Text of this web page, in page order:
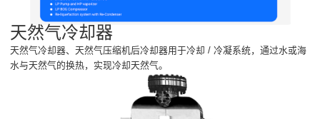
天然气冷却器
天然气冷却器、天然气压缩机后冷却器用于冷却 / 冷凝系统，通过水或海
水与天然气的换热，实现冷却天然气。